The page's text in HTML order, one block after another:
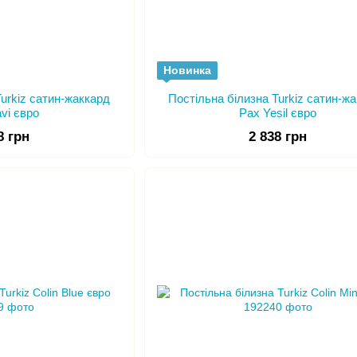
сатин-жаккард
євро
грн
Новинка
Постільна білизна Turkiz сатин-
Pax Yesil євро
2 838 грн